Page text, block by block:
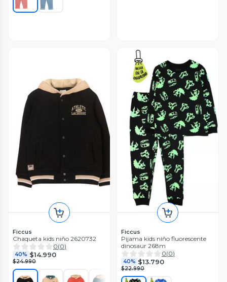
Ficcus
Chaqueta kids niño 2620732
0(0)
40% $14.990
$24.990
Ficcus
Pijama kids niño fluorescente
dinosaur 268m
0(0)
40% $13.790
$22.990